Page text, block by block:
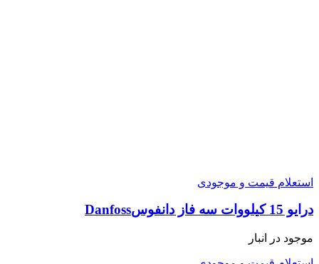
استعلام قیمت و موجودی
درایو 15 کیلووات سه فاز دانفوسDanfoss
موجود در انبار